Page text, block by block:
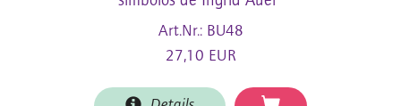
Art.Nr.: BU48
27,10 EUR